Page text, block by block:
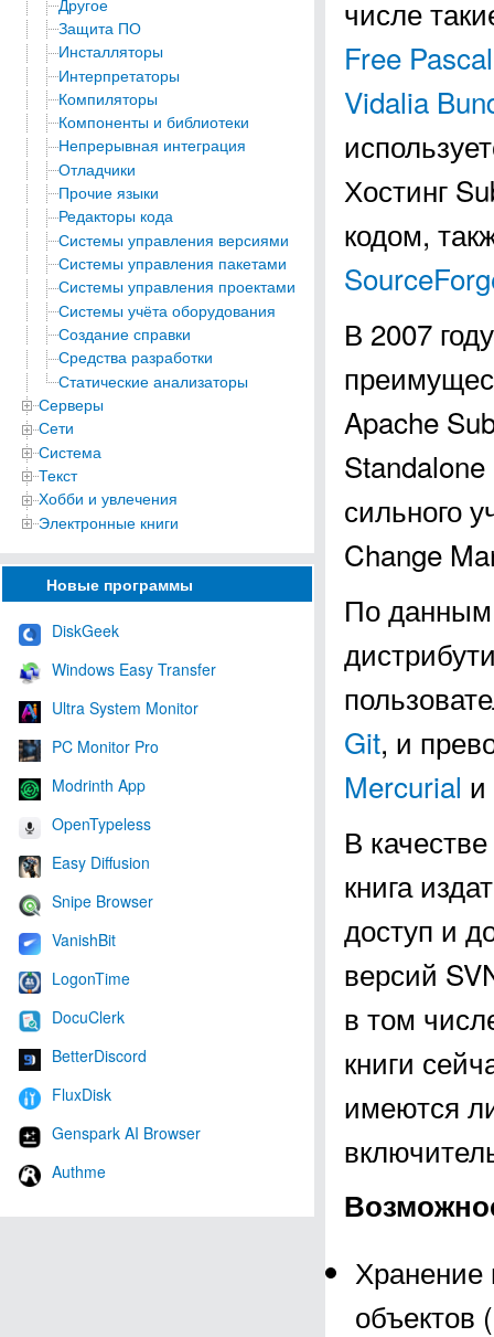
Защита ПО
Инсталляторы
Интерпретаторы
Компиляторы
Компоненты и библиотеки
Непрерывная интеграция
Отладчики
Прочие языки
Редакторы кода
Системы управления версиями
Системы управления пакетами
Системы управления проектами
Системы учёта оборудования
Создание справки
Средства разработки
Статические анализаторы
Серверы
Сети
Система
Текст
Хобби и увлечения
Электронные книги
Новые программы
DiskGeek
Windows Easy Transfer
Ultra System Monitor
PC Monitor Pro
Modrinth App
OpenTypeless
Easy Diffusion
Snipe Browser
VanishBit
LogonTime
DocuClerk
BetterDiscord
FluxDisk
Genspark AI Browser
Authme
числе
Free Pascal
Vidalia
Хостинг
кодом,
В 2007
Apache
сильного
Change
По данным
Git, и
Mercurial и
В
книга
доступ и
версий
в том
книги
имеются
Хранение
объектов